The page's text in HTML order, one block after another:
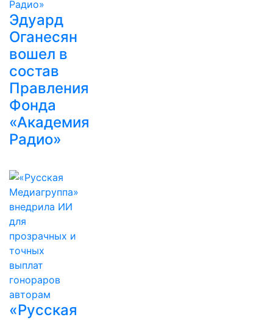
Эдуард
Оганесян
вошел в
состав
Правления
Фонда
«Академия
Радио»
«Русская